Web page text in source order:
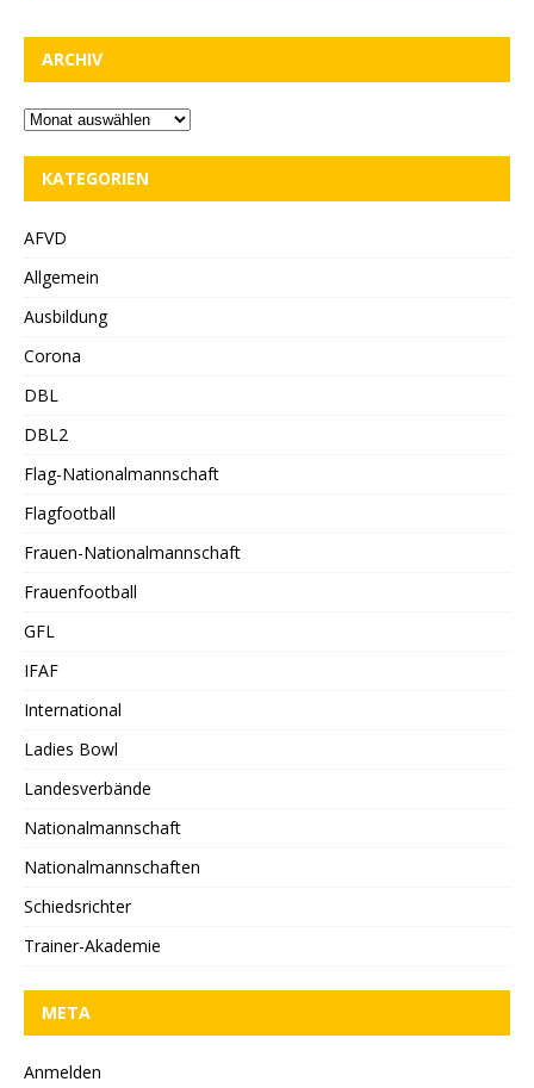
ARCHIV
KATEGORIEN
AFVD
Allgemein
Ausbildung
Corona
DBL
DBL2
Flag-Nationalmannschaft
Flagfootball
Frauen-Nationalmannschaft
Frauenfootball
GFL
IFAF
International
Ladies Bowl
Landesverbände
Nationalmannschaft
Nationalmannschaften
Schiedsrichter
Trainer-Akademie
META
Anmelden